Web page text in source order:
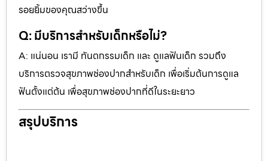
รอยยิ้มของคุณสว่างขึ้น
Q: มีบริการสำหรับเด็กหรือไม่?
A: แน่นอน เรามี ทันตกรรมเด็ก และ ดูแลฟันเด็ก รวมถึง
บริการตรวจสุขภาพช่องปากสำหรับเด็ก เพื่อเริ่มต้นการดูแล
ฟันตั้งแต่ต้น เพื่อสุขภาพช่องปากที่ดีในระยะยาว
สรุปบริการ